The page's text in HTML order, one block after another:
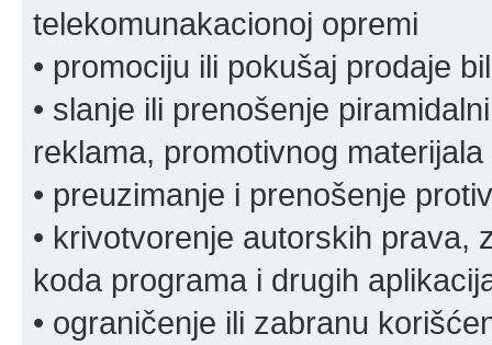
telekomunakacionoj opremi
• promociju ili pokušaj prodaje
• slanje ili prenošenje
reklama, promotivnog
• preuzimanje i prenošenje
• krivotvorenje autorskih prava,
koda programa i drugih
• ograničenje ili zabranu